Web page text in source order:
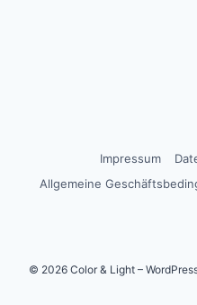
Impressum
Allgemeine
© 2026 Color & Light –